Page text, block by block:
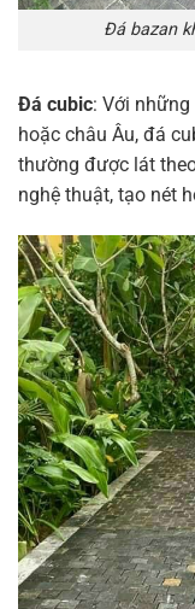
Đá bazan
Đá cubic: Với
hoặc châu Âu, đá
thường được lát
nghệ thuật, tạo nét